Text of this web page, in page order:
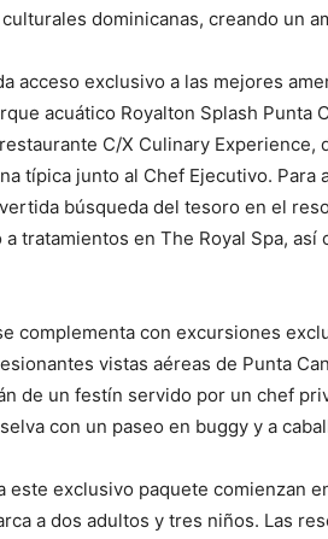
dominicanas, creando un
acceso exclusivo a las mejores
acuático Royalton Splash Punta
C/X Culinary
típica junto al Chef Ejecutivo. Para
búsqueda del tesoro en el
tratamientos en The Royal Spa,
complementa con excursiones
vistas aéreas de Punta
de un festín servido por un chef
con un paseo en buggy y a
este exclusivo paquete comienzan
a dos adultos y tres niños. Las